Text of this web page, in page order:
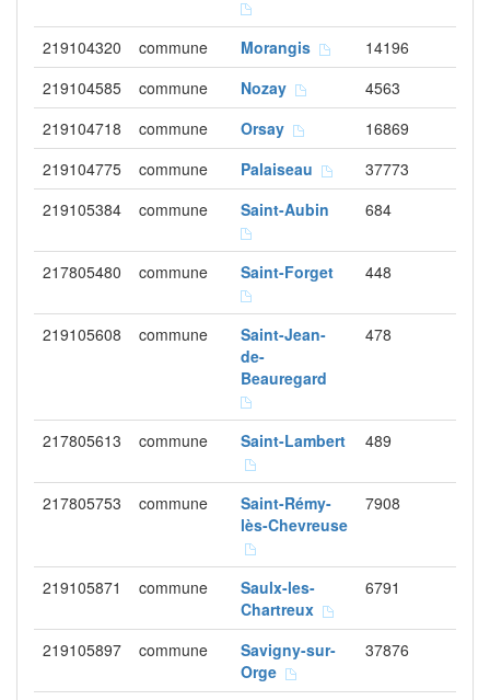
219104320 commune Morangis
14196
219104585
commune Nozay
4563
219104718
commune Orsay
16869
219104775
commune Palaiseau
37773
219105384
commune Saint-Aubin 684
217805480 commune Saint-Forget 448
219105608 commune
Saint-Jean-
de-
Beauregard
478
217805613 commune Saint-Lambert 489
217805753 commune
Saint-Rémy-
lès-Chevreuse
7908
219105871 commune
Saulx-les-
Chartreux
6791
219105897 commune
Savigny-sur-
Orge
37876